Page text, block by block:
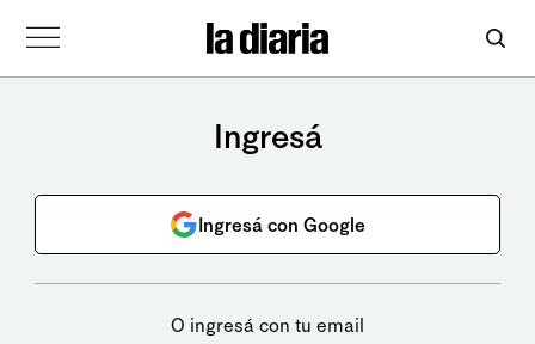
Ingresá
Ingresá con Google
O ingresá con tu email